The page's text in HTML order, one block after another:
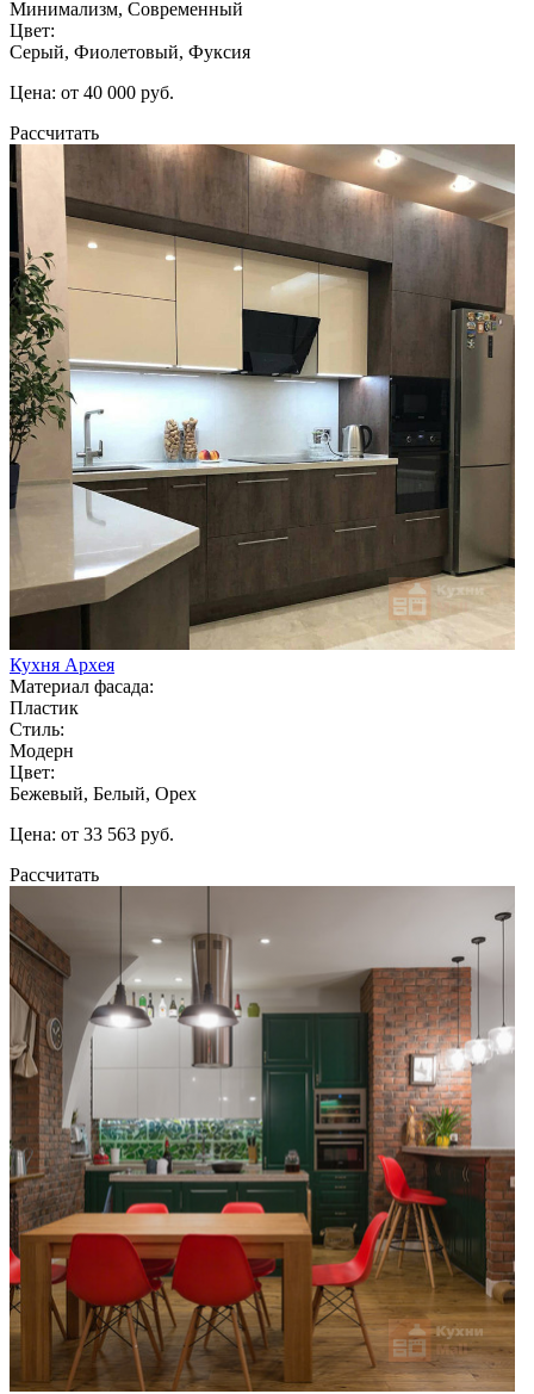
Минимализм, Современный
Цвет:
Серый, Фиолетовый, Фуксия
Цена: от 40 000 руб.
Рассчитать
Кухня Архея
Материал фасада:
Пластик
Стиль:
Модерн
Цвет:
Бежевый, Белый, Орех
Цена: от 33 563 руб.
Рассчитать